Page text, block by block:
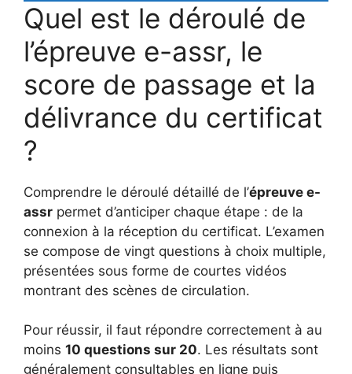
Quel est le déroulé de
l’épreuve e-assr, le
score de passage et la
délivrance du certificat
?
Comprendre le déroulé détaillé de l’épreuve e-
assr permet d’anticiper chaque étape : de la
connexion à la réception du certificat. L’examen
se compose de vingt questions à choix multiple,
présentées sous forme de courtes vidéos
montrant des scènes de circulation.
Pour réussir, il faut répondre correctement à au
moins 10 questions sur 20. Les résultats sont
généralement consultables en ligne puis